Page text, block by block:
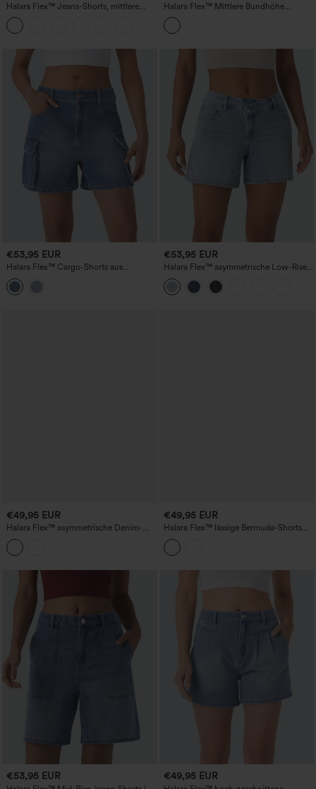
Halara Flex™ Jeans-Shorts, mittlere
Leibhöhe, umgeschlagener Saum, 5''
mit Taschen
Halara Flex™ Mittlere Bundhöhe
Kordelzug Taschen Gewaschene Denim
Casual Shorts
€53,95 EUR
Halara Flex™ Cargo-Shorts aus
gewaschenem Denim mit niedriger
Taille und Taschen
€53,95 EUR
Halara Flex™ asymmetrische Low-Rise-
Shorts aus gewaschenem Denim mit
Taschen
€49,95 EUR
Halara Flex™ asymmetrische Denim-
Casual-Shorts mit hoher Taille und
Taschen
€49,95 EUR
Halara Flex™ lässige Bermuda-Shorts
aus Denim mit hohem Bund und
Taschen
€53,95 EUR €49,95 EUR